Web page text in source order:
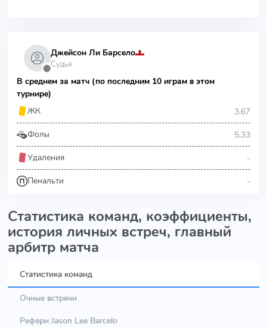
⬤
Джейсон Ли Барсело
Судья
В среднем за матч (по последним 10 играм в этом
турнире)
ЖК
3.67
Фолы 5.33
Удаления -
Пенальти -
Статистика команд, коэффициенты,
история личных встреч, главный
арбитр матча
Статистика команд
Очные встречи
Рефери Jason Lee Barcelo